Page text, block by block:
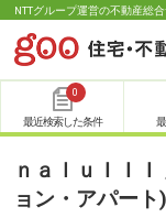
NTTグループ運営の不動産総
0
最近検索した条件
ｎａｌｕＩＩ
ョン・アパート)